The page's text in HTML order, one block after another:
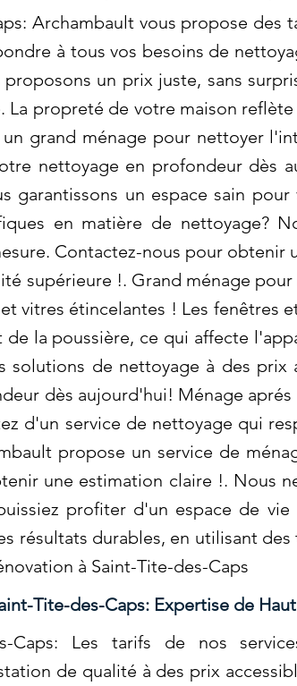
Archambault vous propose des
à tous vos besoins de
un prix juste, sans
propreté de votre maison
grand ménage pour nettoyer
nettoyage en profondeur dès
un espace sain pour
en matière de nettoyage?
Contactez-nous pour obtenir
supérieure !. Grand ménage
vitres étincelantes ! Les fenêtres
la poussière, ce qui affecte
solutions de nettoyage à des prix
dès aujourd'hui! Ménage aprés
d'un service de nettoyage qui
propose un service de
une estimation claire !. Nous
profiter d'un espace de vie
résultats durables, en utilisant des
à Saint-Tite-des-Caps
Tite-des-Caps: Expertise de
Caps: Les tarifs de nos
de qualité à des prix